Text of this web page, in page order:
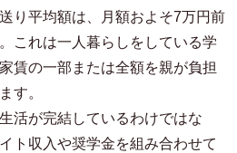
り平均額は、月額およそ7万円前
これは一人暮らしをしている学
賃の一部または全額を親が負担
す。
活が完結しているわけではな
ト収入や奨学金を組み合わせて